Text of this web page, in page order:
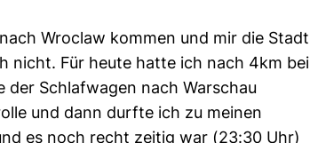
Wroclaw kommen und mir die Stadt
nicht. Für heute hatte ich nach 4km bei
Schlafwagen nach Warschau
und dann durfte ich zu meinen
es noch recht zeitig war (23:30 Uhr)